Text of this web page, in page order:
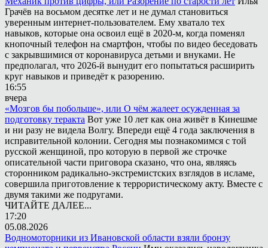
Грачёв на восьмом десятке лет и не думал становиться
уверенным интернет-пользователем. Ему хватало тех
навыков, которые она освоил ещё в 2020-м, когда поменял
кнопочный телефон на смартфон, чтобы по видео беседовать
с закрывшимися от коронавируса детьми и внуками. Не
предполагал, что 2026-й вынудит его попытаться расширить
круг навыков и приведёт к разорению.
16:55
вчера
«Мозгов бы побольше», или О чём жалеет осужденная за
подготовку теракта Вот уже 10 лет как она живёт в Кинешме
и ни разу не видела Волгу. Впереди ещё 4 года заключения в
исправительной колонии. Сегодня мы познакомимся с той
русской женщиной, про которую в первой же строчке
описательной части приговора сказано, что она, являясь
сторонником радикально-экстремистских взглядов в исламе,
совершила приготовление к террористическому акту. Вместе с
двумя такими же подругами.
ЧИТАЙТЕ ДАЛЕЕ...
17:20
05.08.2026
Водномоторники из Ивановской области взяли бронзу